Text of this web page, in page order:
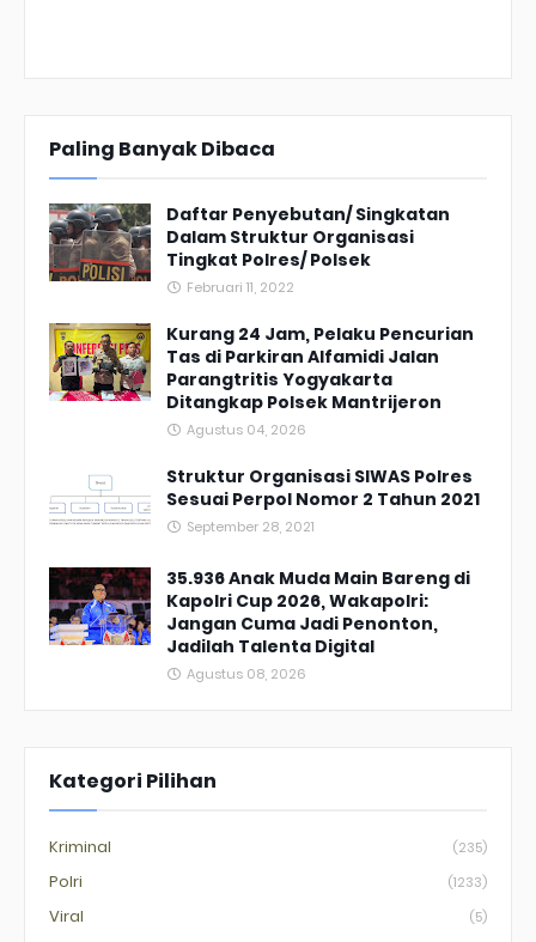
Paling Banyak Dibaca
Daftar Penyebutan/ Singkatan
Dalam Struktur Organisasi
Tingkat Polres/ Polsek
Februari 11, 2022
Kurang 24 Jam, Pelaku Pencurian
Tas di Parkiran Alfamidi Jalan
Parangtritis Yogyakarta
Ditangkap Polsek Mantrijeron
Agustus 04, 2026
Struktur Organisasi SIWAS Polres
Sesuai Perpol Nomor 2 Tahun 2021
September 28, 2021
35.936 Anak Muda Main Bareng di
Kapolri Cup 2026, Wakapolri:
Jangan Cuma Jadi Penonton,
Jadilah Talenta Digital
Agustus 08, 2026
Kategori Pilihan
Kriminal (235)
Polri (1233)
Viral (5)